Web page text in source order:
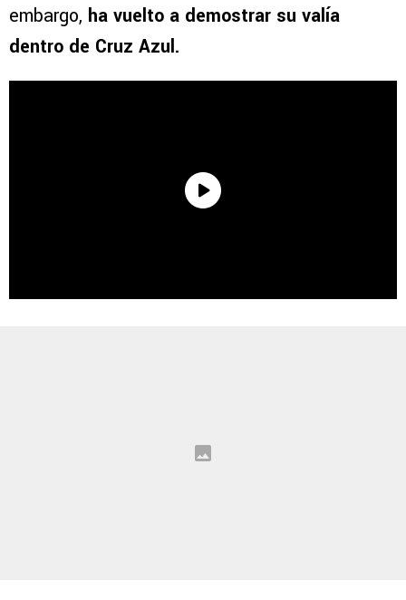
embargo, ha vuelto a demostrar su valía
dentro de Cruz Azul.